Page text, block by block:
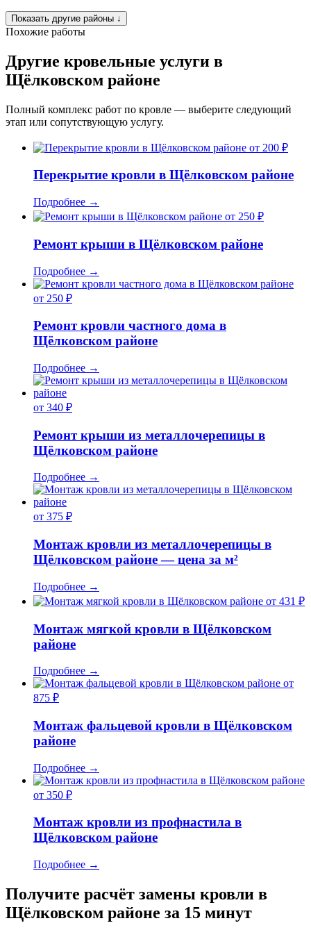
Показать другие районы ↓
Похожие работы
Другие кровельные услуги в
Щёлковском районе
Полный комплекс работ по кровле — выберите следующий
этап или сопутствующую услугу.
от 200 ₽
Перекрытие кровли в Щёлковском районе
Подробнее →
от 250 ₽
Ремонт крыши в Щёлковском районе
Подробнее →
от 250 ₽
Ремонт кровли частного дома в
Щёлковском районе
Подробнее →
от 340 ₽
Ремонт крыши из металлочерепицы в
Щёлковском районе
Подробнее →
от 375 ₽
Монтаж кровли из металлочерепицы в
Щёлковском районе — цена за м²
Подробнее →
от 431 ₽
Монтаж мягкой кровли в Щёлковском
районе
Подробнее →
от
875 ₽
Монтаж фальцевой кровли в Щёлковском
районе
Подробнее →
от 350 ₽
Монтаж кровли из профнастила в
Щёлковском районе
Подробнее →
Получите расчёт замены кровли в
Щёлковском районе за 15 минут